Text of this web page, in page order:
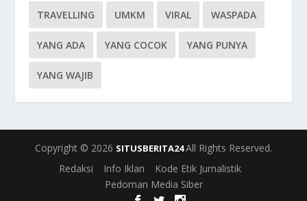
TRAVELLING UMKM VIRAL WASPADA
YANG ADA YANG COCOK YANG PUNYA
YANG WAJIB
Copyright © 2026 SITUSBERITA24All Rights Reserved.
Redaksi
Info Iklan
Kode Etik Jurnalistik
Pedoman Media Siber